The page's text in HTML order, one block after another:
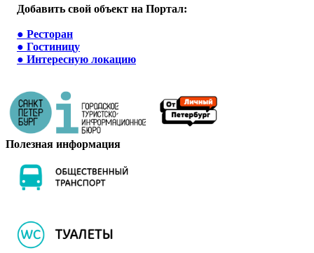
Добавить свой объект на Портал:
● Ресторан
● Гостиницу
● Интересную локацию
Полезная информация